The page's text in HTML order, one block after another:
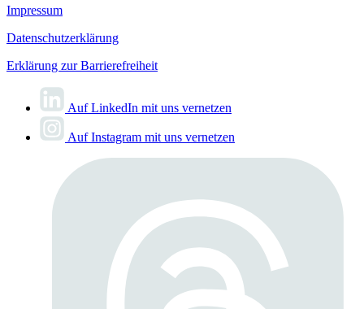
Impressum
Datenschutzerklärung
Erklärung zur Barrierefreiheit
Auf LinkedIn mit uns vernetzen
Auf Instagram mit uns vernetzen